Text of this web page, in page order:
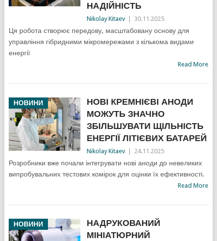
НАДІЙНІСТЬ
Nikolay Kitaev 30.11.2025
Ця робота створює передову, масштабовану основу для
управління гібридними мікромережами з кількома видами
енергії
Read More
НОВИНИ
НОВІ КРЕМНІЄВІ АНОДИ
МОЖУТЬ ЗНАЧНО
ЗБІЛЬШУВАТИ ЩІЛЬНІСТЬ
ЕНЕРГІЇ ЛІТІЄВИХ БАТАРЕЙ
Nikolay Kitaev 24.11.2025
Розробники вже почали інтегрувати нові аноди до невеликих
випробувальних тестових комірок для оцінки їх ефективності.
Read More
НОВИНИ
НАДРУКОВАНИЙ
МІНІАТЮРНИЙ